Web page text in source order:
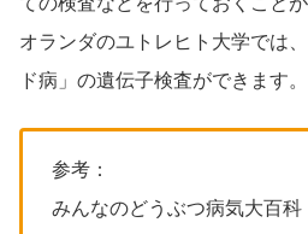
オランダのユトレヒト大学では
ド病」の遺伝子検査ができます。
参考：
みんなのどうぶつ病気大百